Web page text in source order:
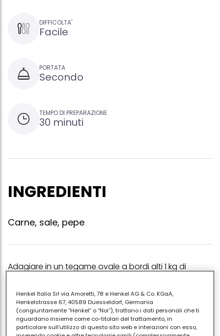
DIFFICOLTA'
Facile
PORTATA
Secondo
TEMPO DI PREPARAZIONE
30 minuti
INGREDIENTI
Carne, sale, pepe
Adagiare in un tegame ovale a bordi alti 1 kg di
6/8 cucchiai di olio extravergine, rigirare la carne
nell'olio e mettere in forno caldissimo a 250° per 25
minuti. togliere il tegame dal forno, salare e pepare la
carne e rimettere in forno per altri 5 minuti fino alla
Henkel Italia Srl via Amoretti, 78 e Henkel AG & Co. KGaA,
Henkelstrasse 67, 40589 Duesseldorf, Germania
(congiuntamente “Henkel” o “Noi”), trattano i dati personali che ti
riguardano insieme come co-titolari del trattamento, in
particolare sull'utilizzo di questo sito web e interazioni con esso,